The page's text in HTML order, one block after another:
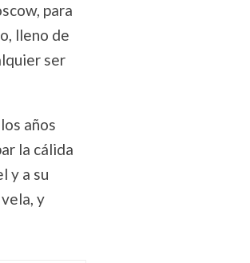
para
lleno de
ser
años
la cálida
y a su
y